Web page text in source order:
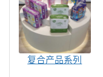
复合产品系列